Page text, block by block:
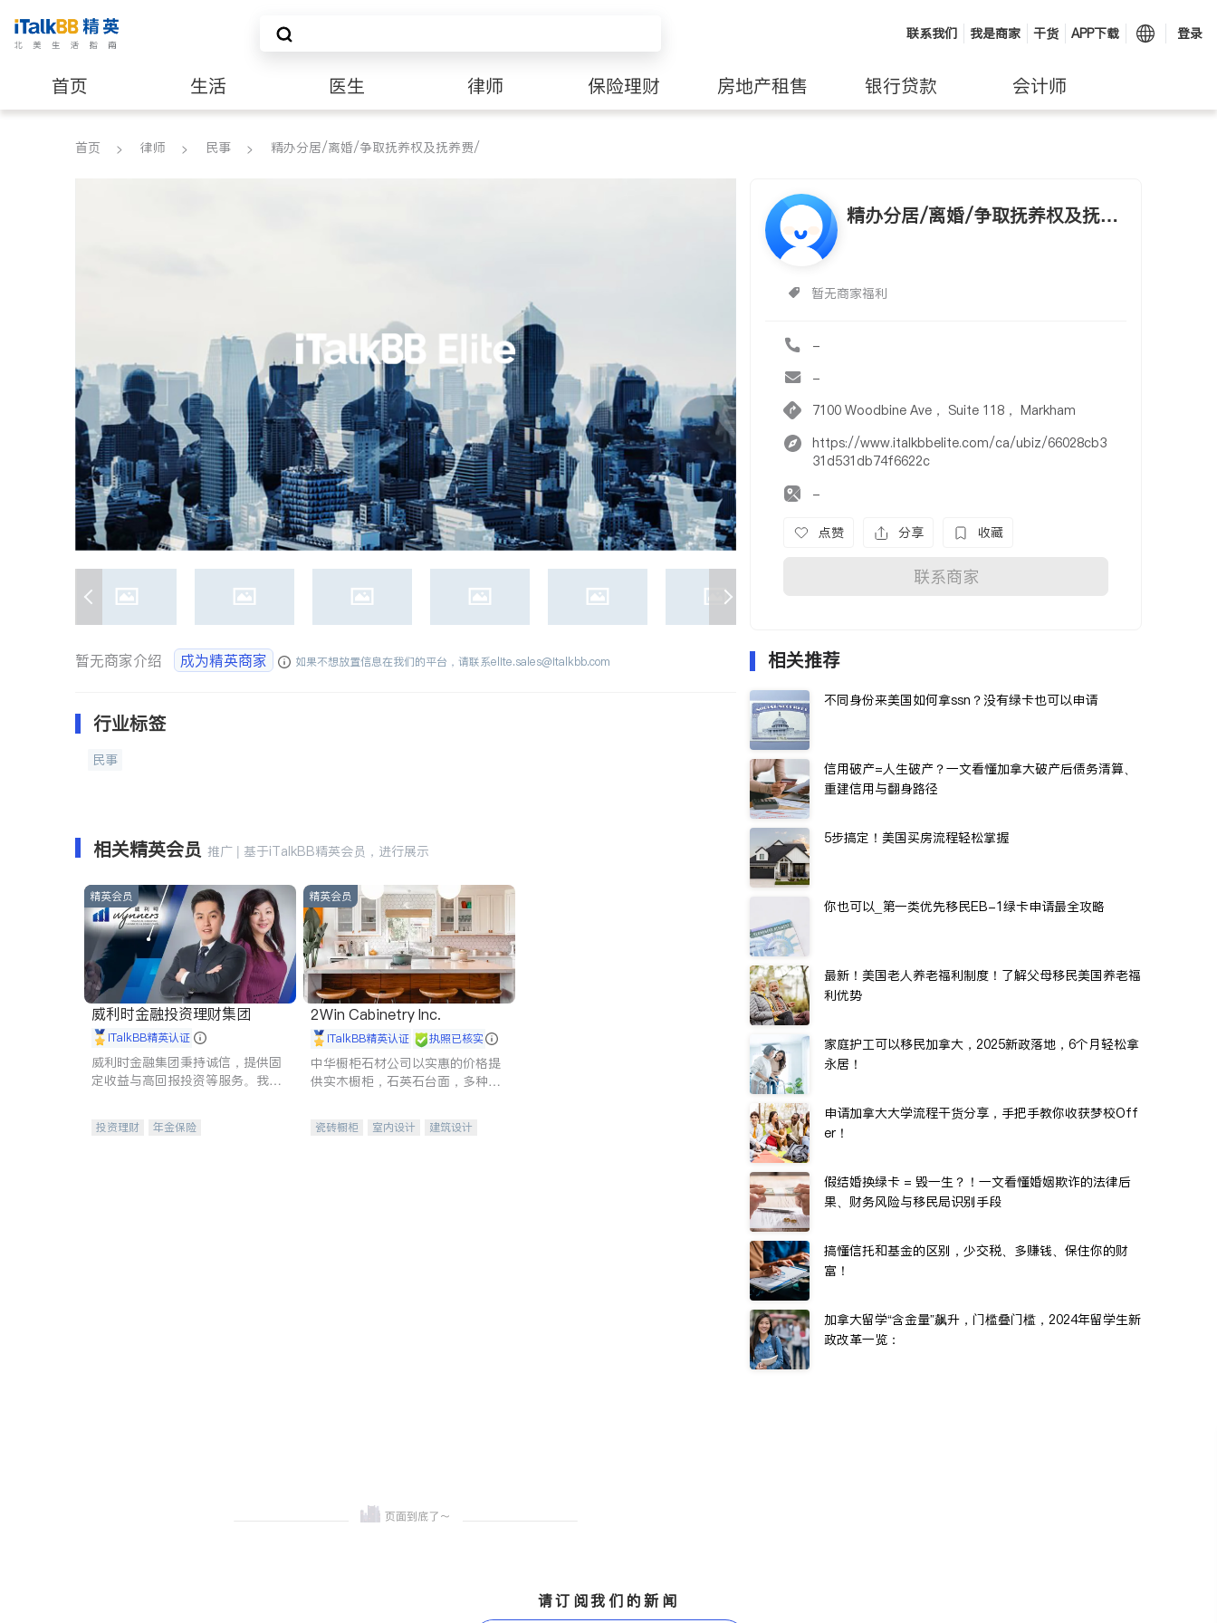
联系我们 我是商家 干货 APP下载 登录
首页 生活 医生 律师 保险理财 房地产租售 银行贷款 会计师
建筑装修
首页 律师 民事 精办分居/离婚/争取抚养权及抚养费/
精办分居/离婚/争取抚养权及抚养
暂无商家福利
-
-
7100 Woodbine Ave， Suite 118， Markham
https://www.italkbbelite.com/ca/ubiz/66028cb3
31d531db74f6622c
-
点赞 分享 收藏
联系商家
暂无商家介绍 成为精英商家 如果不想放置信息在我们的平台，请联系elite.sales@italkbb.com
行业标签
民事
相关精英会员 推广 | 基于iTalkBB精英会员，进行展示
精英会员
威利时金融投资理财集团
iTalkBB精英认证
威利时金融集团秉持诚信，提供固
定收益与高回报投资等服务。我们
元化组合，助力客户实现目标
投资理财
年金保险
精英会员
2Win Cabinetry Inc.
iTalkBB精英认证 执照已核实
中华橱柜石材公司以实惠的价格提
供实木橱柜，石英石台面，多种优
机。品质厨房，家的选择。
瓷砖橱柜 室内设计
建筑设计
相关推荐
不同身份来美国如何拿ssn？没有绿卡也可以申请
信用破产=人生破产？一文看懂加拿大破产后债务清算、
重建信用与翻身路径
5步搞定！美国买房流程轻松掌握
你也可以_第一类优先移民EB-1绿卡申请最全攻略
最新！美国老人养老福利制度！了解父母移民美国养老福
利优势
家庭护工可以移民加拿大，2025新政落地，6个月轻松拿
永居！
申请加拿大大学流程干货分享，手把手教你收获梦校Off
er！
假结婚换绿卡 = 毁一生？！一文看懂婚姻欺诈的法律后
果、财务风险与移民局识别手段
搞懂信托和基金的区别，少交税、多赚钱、保住你的财
富！
加拿大留学“含金量”飙升，门槛叠门槛，2024年留学生新
政改革一览：
请订阅我们的新闻